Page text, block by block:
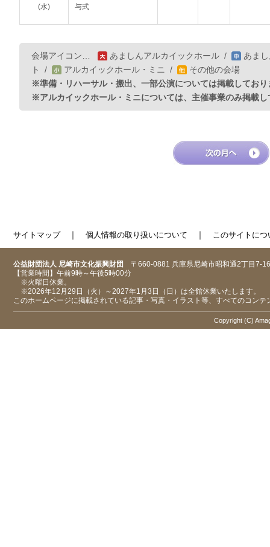
(水)
与式
会場アイコン… あましんアルカイックホール /
あま
ト
/ アルカイックホール・ミニ /
その他の会場
※準備・リハーサル・搬出、一部公演については掲載しており
※アルカイックホール・ミニについては、主催事業のみ掲載し
サイトマップ｜ 個人情報の取り扱いについて ｜ このサイトにつ
公益財団法人 尼崎市文化振興財団 〒660-0881 兵庫県尼崎市昭和通2丁目7-16
【営業時間】午前9時～午後5時00分
※火曜日休業。
※2026年12月29日（火）～2027年1月3日（日）は全館休業いたします。
このホームページに掲載されている記事・写真・イラスト等、すべてのコン
Copyright (C)